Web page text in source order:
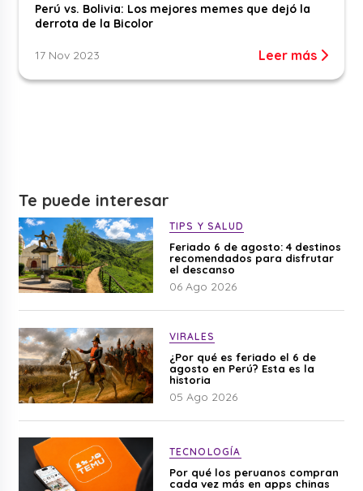
Perú vs. Bolivia: Los mejores memes que dejó la
derrota de la Bicolor
17 Nov 2023 Leer más
Te puede interesar
TIPS Y SALUD
Feriado 6 de agosto: 4 destinos
recomendados para disfrutar
el descanso
06 Ago 2026
VIRALES
¿Por qué es feriado el 6 de
agosto en Perú? Esta es la
historia
05 Ago 2026
TECNOLOGÍA
Por qué los peruanos compran
cada vez más en apps chinas